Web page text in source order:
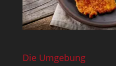
Die Umgebung